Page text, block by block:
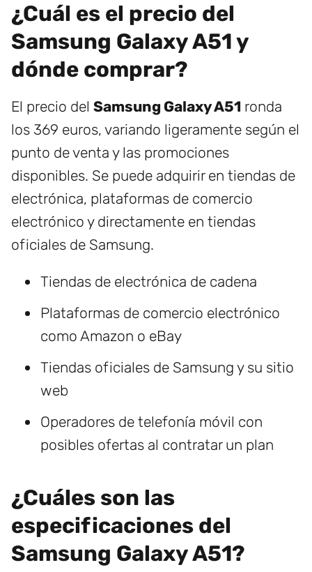
¿Cuál es el precio del
Samsung Galaxy A51 y
dónde comprar?
El precio del Samsung Galaxy A51 ronda
los 369 euros, variando ligeramente según el
punto de venta y las promociones
disponibles. Se puede adquirir en tiendas de
electrónica, plataformas de comercio
electrónico y directamente en tiendas
oficiales de Samsung.
Tiendas de electrónica de cadena
Plataformas de comercio electrónico
como Amazon o eBay
Tiendas oficiales de Samsung y su sitio
web
Operadores de telefonía móvil con
posibles ofertas al contratar un plan
¿Cuáles son las
especificaciones del
Samsung Galaxy A51?